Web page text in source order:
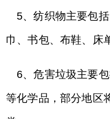
5、纺织物主要包
巾、书包、布鞋、床
6、危害垃圾主要
等化学品，部分地区